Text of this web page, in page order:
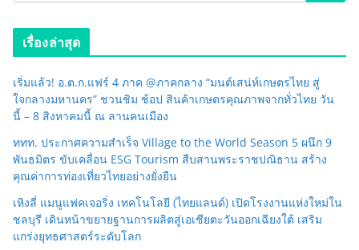
เรื่องล่าสุด
เริ่มแล้ว! อ.ต.ก.แฟร์ 4 ภาค @ภาคกลาง “มนต์เสน่ห์เกษตรไทย สู่
ใจกลางมหานคร” ชวนชิม ช้อป สินค้าเกษตรคุณภาพจากทั่วไทย วัน
นี้ – 8 สิงหาคมนี้ ณ ลานคนเมือง
ททท. ประกาศความสำเร็จ Village to the World Season 5 ผนึก 9
พันธมิตร ขับเคลื่อน ESG Tourism สืบสานพระราชปณิธาน สร้าง
คุณค่าการท่องเที่ยวไทยอย่างยั่งยืน
เหิงลี่ แมนูแฟคเจอริ่ง เทคโนโลยี (ไทยแลนด์) เปิดโรงงานแห่งใหม่ใน
ชลบุรี เดินหน้าขยายฐานการผลิตสู่เอเชียตะวันออกเฉียงใต้ เสริม
แกร่งยุทธศาสตร์ระดับโลก